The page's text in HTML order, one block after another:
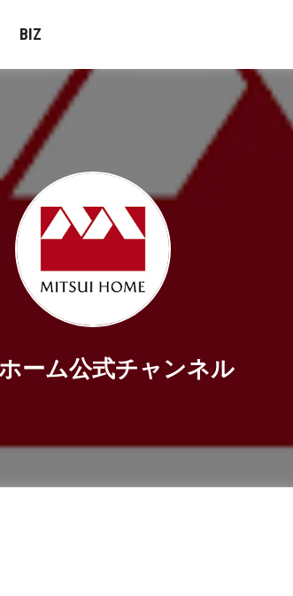
BIZ
ーム公式チャンネル